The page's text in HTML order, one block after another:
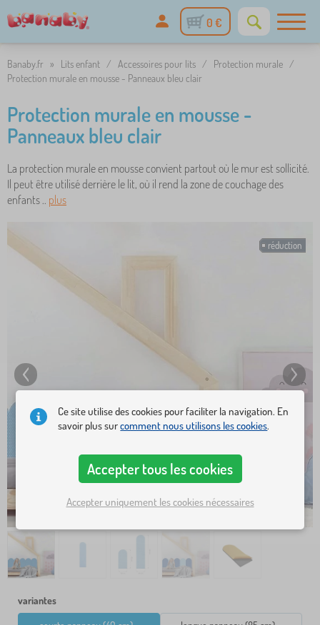
0 €
Banaby.fr » Lits enfant / Accessoires pour lits / Protection murale /
Protection murale en mousse - Panneaux bleu clair
Protection murale en mousse -
Panneaux bleu clair
La protection murale en mousse convient partout où le mur est sollicité.
Il peut être utilisé derrière le lit, où il rend la zone de couchage des
enfants .. plus
réduction
variantes
Ce site utilise des cookies pour faciliter la navigation. En
savoir plus surcomment nous utilisons les cookies.
Accepter tous les cookies
Accepter uniquement les cookies nécessaires